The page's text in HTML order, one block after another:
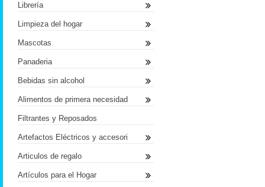
Librería
Limpieza del hogar
Mascotas
Panaderia
Bebidas sin alcohol
Alimentos de primera necesidad
Filtrantes y Reposados
Artefactos Eléctricos y accesori
Articulos de regalo
Artículos para el Hogar